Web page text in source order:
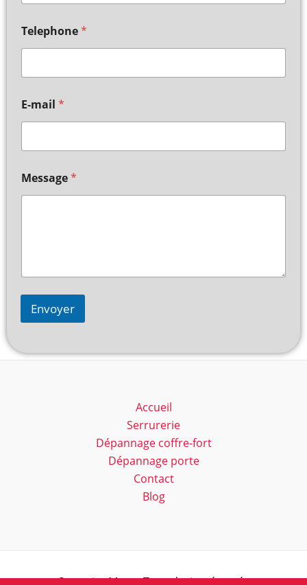
Telephone*
E-mail *
Message*
Envoyer
Accueil
Serrurerie
Dépannage coffre-fort
Dépannage porte
Contact
Blog
Serrurier Marc - Tous droits réservés